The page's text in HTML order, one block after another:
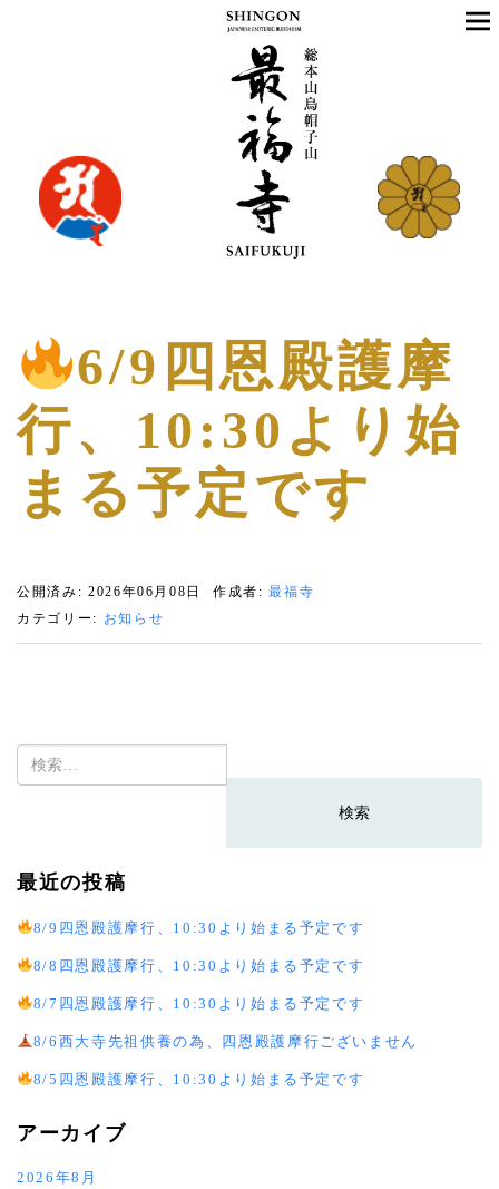
6/9四恩殿護摩
行、10:30より始
まる予定です
公開済み: 2026年06月08日 作成者:最福寺
カテゴリー: お知らせ
検
索:
最近の投稿
8/9四恩殿護摩行、10:30より始まる予定です
8/8四恩殿護摩行、10:30より始まる予定です
8/7四恩殿護摩行、10:30より始まる予定です
8/6西大寺先祖供養の為、四恩殿護摩行ございません
8/5四恩殿護摩行、10:30より始まる予定です
アーカイブ
2026年8月